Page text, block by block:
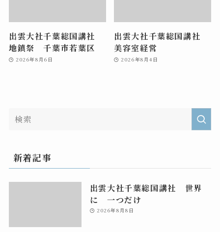
出雲大社千葉総国講社
地鎮祭 千葉市若葉区
2026年8月6日
出雲大社千葉総国講社
美容室経営
2026年8月4日
新着記事
出雲大社千葉総国講社 世界
に 一つだけ
2026年8月8日